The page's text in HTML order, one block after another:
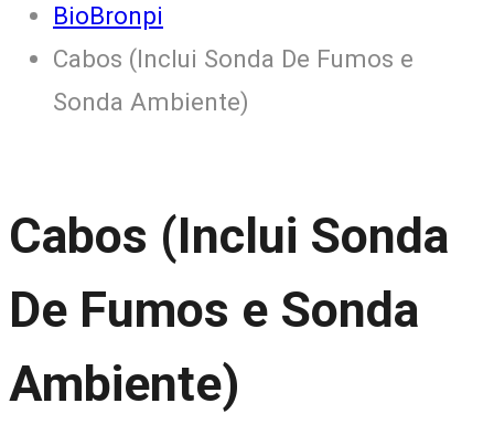
BioBronpi
Cabos (Inclui Sonda De Fumos e
Sonda Ambiente)
Cabos (Inclui Sonda
De Fumos e Sonda
Ambiente)